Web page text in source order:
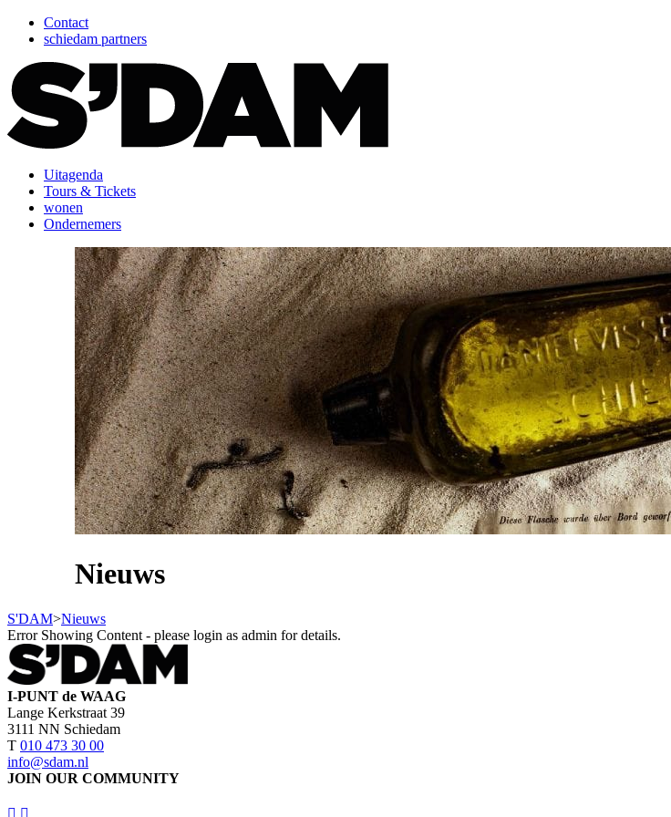
Contact
schiedam partners
Uitagenda
Tours & Tickets
wonen
Ondernemers
Nieuws
S'DAM>Nieuws
Error Showing Content - please login as admin for details.
I-PUNT de WAAG
Lange Kerkstraat 39
3111 NN Schiedam
T 010 473 30 00
info@sdam.nl
JOIN OUR COMMUNITY